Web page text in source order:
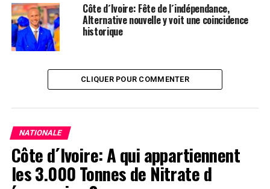
Côte d´Ivoire: Fête de l´indépendance,
Alternative nouvelle y voit une coincidence
historique
CLIQUER POUR COMMENTER
NATIONALE
Côte d´Ivoire: A qui appartiennent
les 3.000 Tonnes de Nitrate d